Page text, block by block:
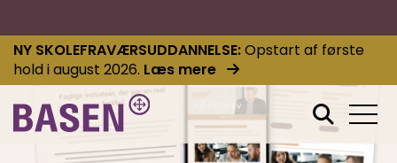
NY SKOLEFRAVÆRSUDDANNELSE Opstart af første
hold i august 2026. Læs mere